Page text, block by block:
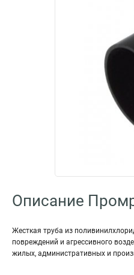
Описание
Жесткая труба из
повреждений и агрессивного
жилых, административных и